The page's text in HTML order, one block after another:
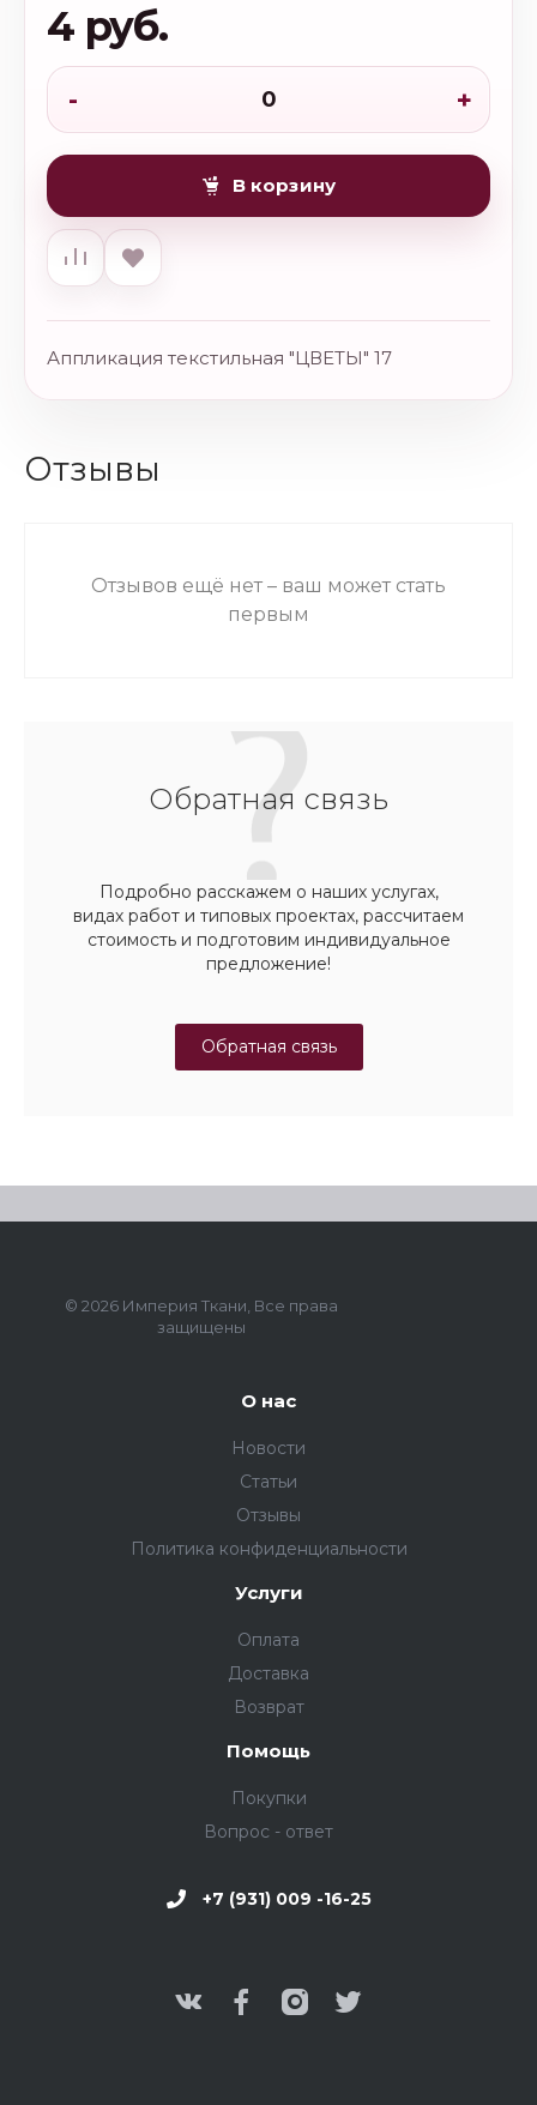
4 руб.
- +
В корзину
Аппликация текстильная "ЦВЕТЫ" 17
Отзывы
Отзывов ещё нет – ваш может стать
первым
Обратная связь
Подробно расскажем о наших услугах,
видах работ и типовых проектах, рассчитаем
стоимость и подготовим индивидуальное
предложение!
Обратная связь
© 2026 Империя Ткани, Все права
защищены
О нас
Новости
Статьи
Отзывы
Политика конфиденциальности
Услуги
Оплата
Доставка
Возврат
Помощь
Покупки
Вопрос - ответ
+7 (931) 009 -16-25